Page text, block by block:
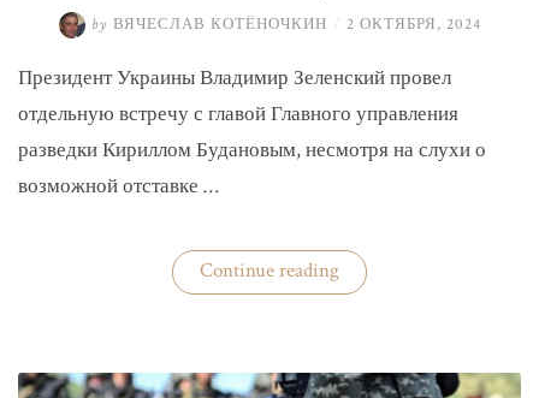
by ВЯЧЕСЛАВ КОТЁНОЧКИН / 2 ОКТЯБРЯ, 2024
Президент Украины Владимир Зеленский провел
отдельную встречу с главой Главного управления
разведки Кириллом Будановым, несмотря на слухи о
возможной отставке …
Continue reading«Глава
ГУР
Зеленскому»